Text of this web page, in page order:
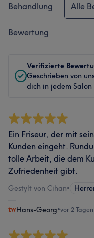
Behandlung Alle
Bewertung
Verifizierte
Geschrieben von
dich in jedem
Ein Friseur, der mit
Kunden eingeht.
tolle Arbeit, die dem
Zufriedenheit gibt.
Gestylt von Cihan•
Hans-Georg•vor 2 Tagen